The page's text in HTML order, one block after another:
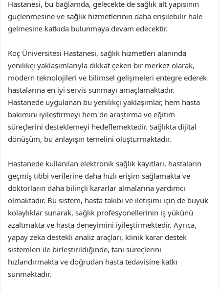
Hastanesi, bu bağlamda, gelecekte de sağlık alt yapısının
güçlenmesine ve sağlık hizmetlerinin daha erişilebilir hale
gelmesine katkıda bulunmaya devam edecektir.
Koç Üniversitesi Hastanesi, sağlık hizmetleri alanında
yenilikçi yaklaşımlarıyla dikkat çeken bir merkez olarak,
modern teknolojileri ve bilimsel gelişmeleri entegre ederek
hastalarına en iyi servis sunmayı amaçlamaktadır.
Hastanede uygulanan bu yenilikçi yaklaşımlar, hem hasta
bakımını iyileştirmeyi hem de araştırma ve eğitim
süreçlerini desteklemeyi hedeflemektedir. Sağlıkta dijital
dönüşüm, bu anlayışın temelini oluşturmaktadır.
Hastanede kullanılan elektronik sağlık kayıtları, hastaların
geçmiş tıbbi verilerine daha hızlı erişim sağlamakta ve
doktorların daha bilinçli kararlar almalarına yardımcı
olmaktadır. Bu sistem, hasta takibi ve iletişimi için de büyük
kolaylıklar sunarak, sağlık profesyonellerinin iş yükünü
azaltmakta ve hasta deneyimini iyileştirmektedir. Ayrıca,
yapay zeka destekli analiz araçları, klinik karar destek
sistemleri ile birleştirildiğinde, tanı süreçlerini
hızlandırmakta ve doğrudan hasta tedavisine katkı
sunmaktadır.